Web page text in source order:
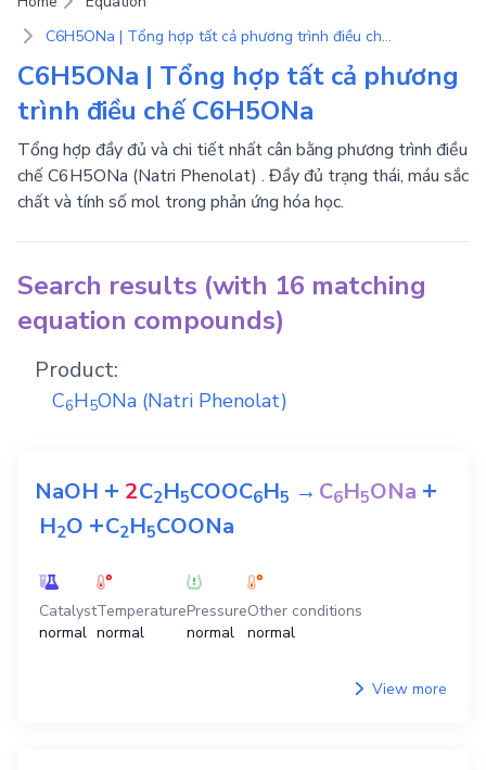
C6H5ONa | Tổng hợp tất cả phương trình điều chế C6H5ONa
C6H5ONa | Tổng hợp tất cả phương
trình điều chế C6H5ONa
Tổng hợp đầy đủ và chi tiết nhất cân bằng phương trình điều
chế C6H5ONa (Natri Phenolat) . Đầy đủ trạng thái, máu sắc
chất và tính số mol trong phản ứng hóa học.
Search results (with 16 matching
equation compounds)
Product:
C6H5ONa (Natri Phenolat)
NaOH + 2C2H5COOC6H5 →C6H5ONa +
H2O +C2H5COONa
Catalyst
normal
Temperature
normal
Pressure
normal
Other conditions
normal
View more